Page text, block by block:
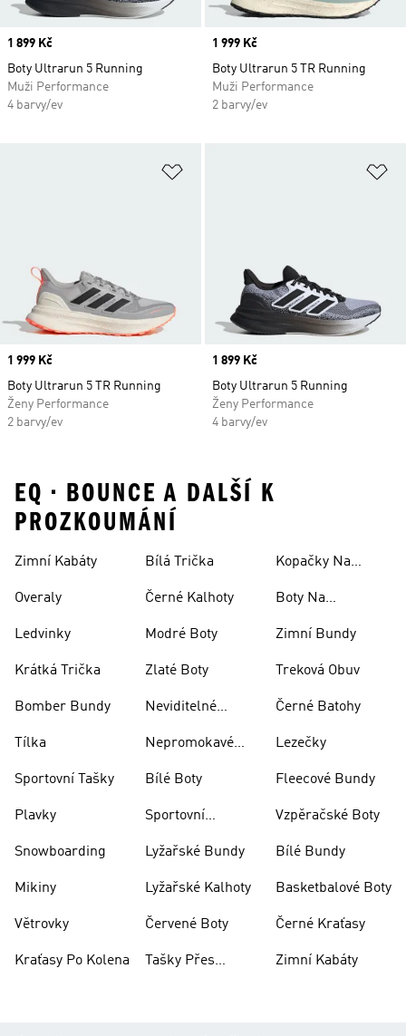
Price
1 899 Kč
Boty Ultrarun 5 Running
Muži Performance
4 barvy/ev
Price
1 999 Kč
Boty Ultrarun 5 TR Running
Muži Performance
2 barvy/ev
Price
1 999 Kč
Boty Ultrarun 5 TR Running
Ženy Performance
2 barvy/ev
Price
1 899 Kč
Boty Ultrarun 5 Running
Ženy Performance
4 barvy/ev
EQ • BOUNCE A DALŠÍ K
PROZKOUMÁNÍ
Zimní Kabáty
Overaly
Ledvinky
Krátká Trička
Bomber Bundy
Tílka
Sportovní Tašky
Plavky
Snowboarding
Mikiny
Větrovky
Kraťasy Po Kolena
Bílá Trička
Černé Kalhoty
Modré Boty
Zlaté Boty
Neviditelné
Nepromokavé
Bílé Boty
Sportovní
Lyžařské Bundy
Lyžařské Kalhoty
Červené Boty
Tašky Přes
Kopačky Na
Boty Na
Zimní Bundy
Treková Obuv
Černé Batohy
Lezečky
Fleecové Bundy
Vzpěračské Boty
Bílé Bundy
Basketbalové Boty
Černé Kraťasy
Zimní Kabáty